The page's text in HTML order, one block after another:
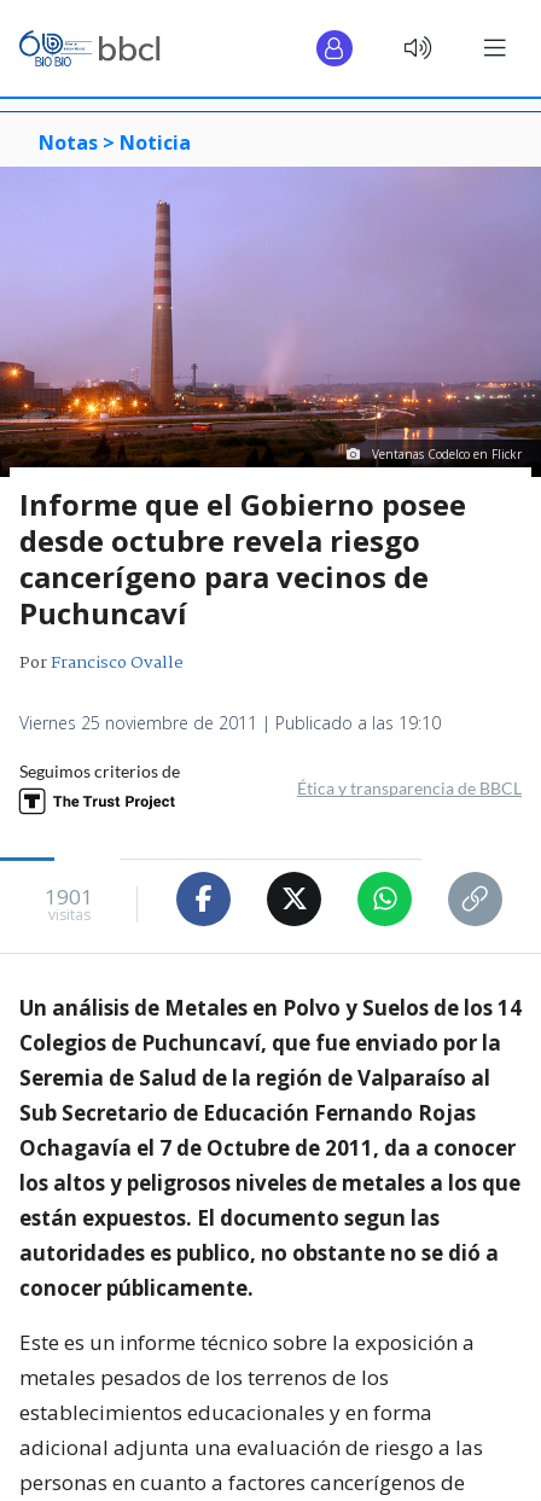
Notas > Noticia
Ventanas Codelco en Flickr
Informe que el Gobierno posee
desde octubre revela riesgo
cancerígeno para vecinos de
Puchuncaví
PorFrancisco Ovalle
Viernes 25 noviembre de 2011 | Publicado a las 19:10
Seguimos criterios de
Ética y transparencia de BBCL
1901
visitas
Un análisis de Metales en Polvo y Suelos de los 14
Colegios de Puchuncaví, que fue enviado por la
Seremia de Salud de la región de Valparaíso al
Sub Secretario de Educación Fernando Rojas
Ochagavía el 7 de Octubre de 2011, da a conocer
los altos y peligrosos niveles de metales a los que
están expuestos. El documento segun las
autoridades es publico, no obstante no se dió a
conocer públicamente.
Este es un informe técnico sobre la exposición a
metales pesados de los terrenos de los
establecimientos educacionales y en forma
adicional adjunta una evaluación de riesgo a las
personas en cuanto a factores cancerígenos de